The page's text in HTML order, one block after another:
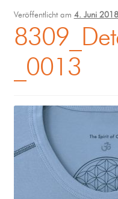
Coaching
Klangmassage
Veröffentlicht am 4. Juni 2018
_0013